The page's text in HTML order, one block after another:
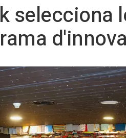
selecciona